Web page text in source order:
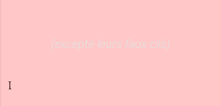
(excepté leurs faux cils)
I